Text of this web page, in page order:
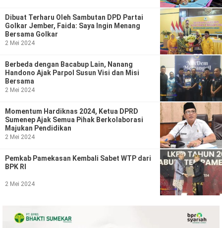
Teknologi
SosBud
Sosial Budaya
Wisata
Ekonomi Olahraga
Indeks Birokrasi
Dibuat Terharu Oleh Sambutan DPD Partai
Golkar Jember, Faida: Saya Ingin Menang
Bersama Golkar
2 Mei 2024
Berbeda dengan Bacabup Lain, Nanang
Handono Ajak Parpol Susun Visi dan Misi
Bersama
2 Mei 2024
Momentum Hardiknas 2024, Ketua DPRD
Sumenep Ajak Semua Pihak Berkolaborasi
Majukan Pendidikan
2 Mei 2024
Pemkab Pamekasan Kembali Sabet WTP dari
BPK RI
2 Mei 2024